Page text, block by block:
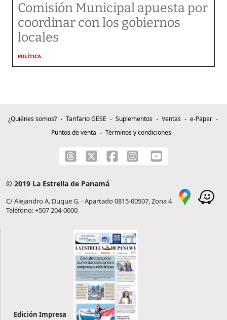
Comisión Municipal apuesta por
coordinar con los gobiernos
locales
POLÍTICA
¿Quiénes somos? Tarifario GESE Suplementos Ventas
e-Paper
Puntos de venta
Términos y condiciones
© 2019 La Estrella de Panamá
C/ Alejandro A. Duque G. - Apartado 0815-00507, Zona 4
Teléfono: +507 204-0000
Edición Impresa